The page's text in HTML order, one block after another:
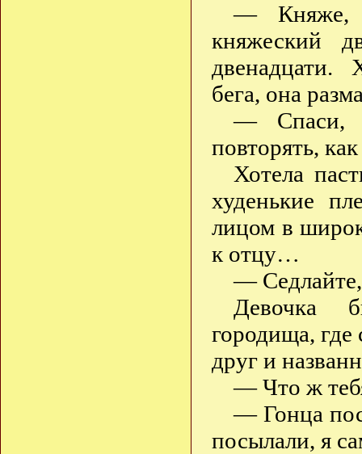
— Княже,
княжеский
двенадцати.
бега, она
— Спаси,
повторять,
Хотела
худенькие
лицом в
к отцу…
—
Девочка
городища,
друг и
— Что ж
— Гонца
посылали, я